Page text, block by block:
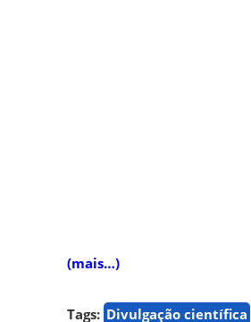
(mais…)
Tags: Divulgação científica